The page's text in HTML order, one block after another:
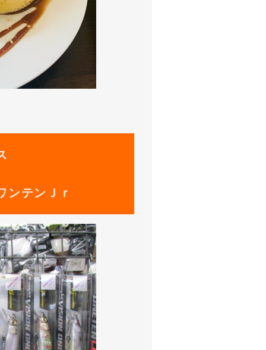
ンテンＪｒ